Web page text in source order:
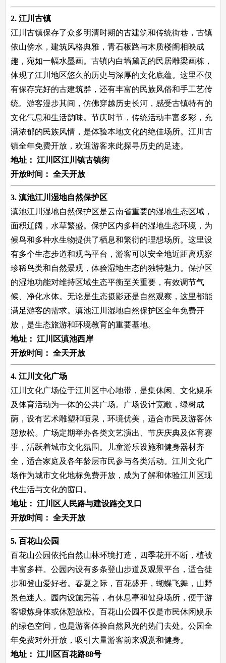
2. 江川古镇
江川古镇保存了众多明清时期的古建筑和传统街巷，古镇
依山傍水，建筑风格典雅，青石板路与木质楼阁相映成
趣，宛如一幅水墨画。古镇内白墙黛瓦的民居雕梁画栋，
体现了江川地区悠久的历史与深厚的文化底蕴。这里不仅
有保存完好的古建筑群，还有丰富的民族风俗和手工艺传
统。游客漫步其间，仿佛穿越历史长河，感受古镇特有的
文化气息和生活韵味。节庆时节，传统活动丰富多彩，充
满浓郁的民族风情，是体验本地文化的绝佳场所。江川古
镇全年免费开放，欢迎游客来此探寻历史的足迹。
地址： 江川区江川镇古镇街
开放时间： 全天开放
3. 滇池江川湿地自然保护区
滇池江川湿地自然保护区是云南省重要的湿地生态区域，
面积辽阔，水草繁盛。保护区内多样的湿地生态环境，为
候鸟和多种水生物提供了栖息和繁衍的理想场所。这里设
有多个生态步道和观鸟平台，游客可以安全地近距离观察
珍稀鸟类和自然景观，体验湿地生态的独特魅力。保护区
的湿地功能对维持区域生态平衡至关重要，有效调节气
候、净化水体。无论是生态摄影还是自然观察，这里都能
满足游客的需求。滇池江川湿地自然保护区全年免费开
放，是生态旅游和环境教育的重要基地。
地址： 江川区滇池西岸
开放时间： 全天开放
4. 江川文化广场
江川文化广场位于江川区中心地带，是集休闲、文化娱乐
及体育活动为一体的公共广场。广场设计宽敞，绿树成
荫，设有艺术雕塑和喷泉，环境优美，适合市民及游客休
憩放松。广场定期举办各类文艺演出、节庆庆典及体育赛
事，活跃着城市文化氛围。儿童游乐设施和健身器材齐
全，适合家庭及各年龄层市民参与各类活动。江川文化广
场作为城市文化地标免费开放，成为了解和体验江川区现
代生活与文化的窗口。
地址： 江川区人民路与建设路交叉口
开放时间： 全天开放
5. 百花山公园
百花山公园依托自然山林环境打造，四季花开不断，植被
丰富多样。公园内设有多条登山步道及观景平台，适合徒
步和登山爱好者。春夏之际，百花盛开，蝴蝶飞舞，山野
景色迷人。园内设施完善，有休息亭和健身场所，便于游
客锻炼身体或休憩放松。百花山公园不仅是市民休闲娱乐
的绿色空间，也是游客体验自然风光的热门去处。公园全
年免费对外开放，吸引大量游客前来观赏和健身。
地址： 江川区百花路88号